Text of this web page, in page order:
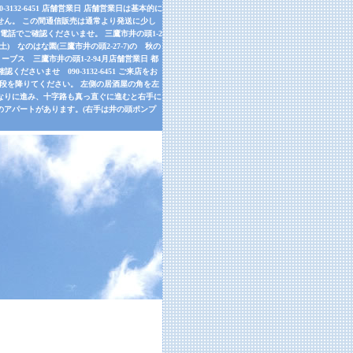
6451 店舗営業日 店舗営業日は基本的に
。 この間通信販売は通常より発送に少し
話でご確認くださいませ。 三鷹市井の頭1-2
なのはな園(三鷹市井の頭2-27-7)の 秋の
ーブス 三鷹市井の頭1-2-94月店舗営業日 都
認くださいませ 090-3132-6451 ご来店をお
降りてください。 左側の居酒屋の角を左
に進み、十字路も真っ直ぐに進むと右手に
パートがあります。(右手は井の頭ポンプ